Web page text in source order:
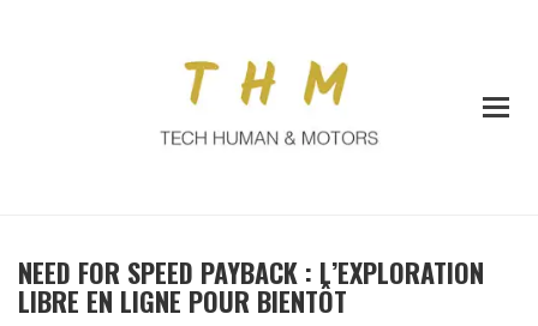
NEED FOR SPEED PAYBACK : L’EXPLORATION
LIBRE EN LIGNE POUR BIENTÔT